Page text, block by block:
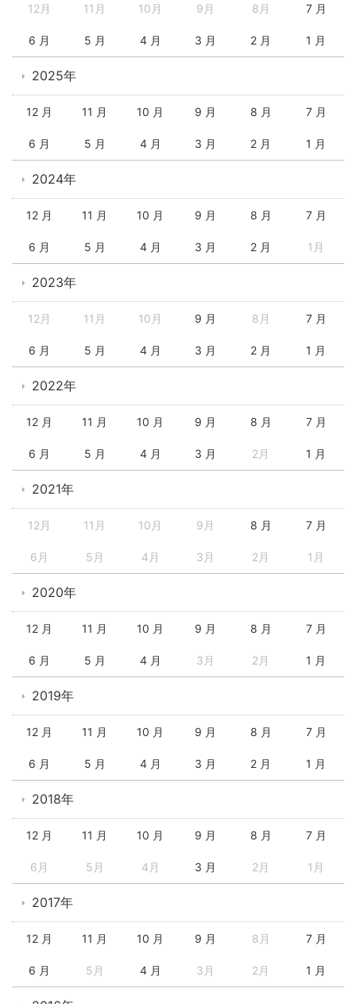
12月 11月 10月 9月 8月 7 月
6 月 5 月 4 月 3 月 2 月 1 月
2025年
12 月 11 月 10 月 9 月 8 月 7 月
6 月 5 月 4 月 3 月 2 月 1 月
2024年
12 月 11 月 10 月 9 月 8 月 7 月
6 月 5 月 4 月 3 月 2 月 1月
2023年
12月 11月 10月 9 月 8月 7 月
6 月 5 月 4 月 3 月 2 月 1 月
2022年
12 月 11 月 10 月 9 月 8 月 7 月
6 月 5 月 4 月 3 月 2月 1 月
2021年
12月 11月 10月 9月 8 月 7 月
6月 5月 4月 3月 2月 1月
2020年
12 月 11 月 10 月 9 月 8 月 7 月
6 月 5 月 4 月 3月 2月 1 月
2019年
12 月 11 月 10 月 9 月 8 月 7 月
6 月 5 月 4 月 3 月 2 月 1 月
2018年
12 月 11 月 10 月 9 月 8 月 7 月
6月 5月 4月 3 月 2月 1月
2017年
12 月 11 月 10 月 9 月 8月 7 月
6 月 5月 4 月 3月 2月 1 月